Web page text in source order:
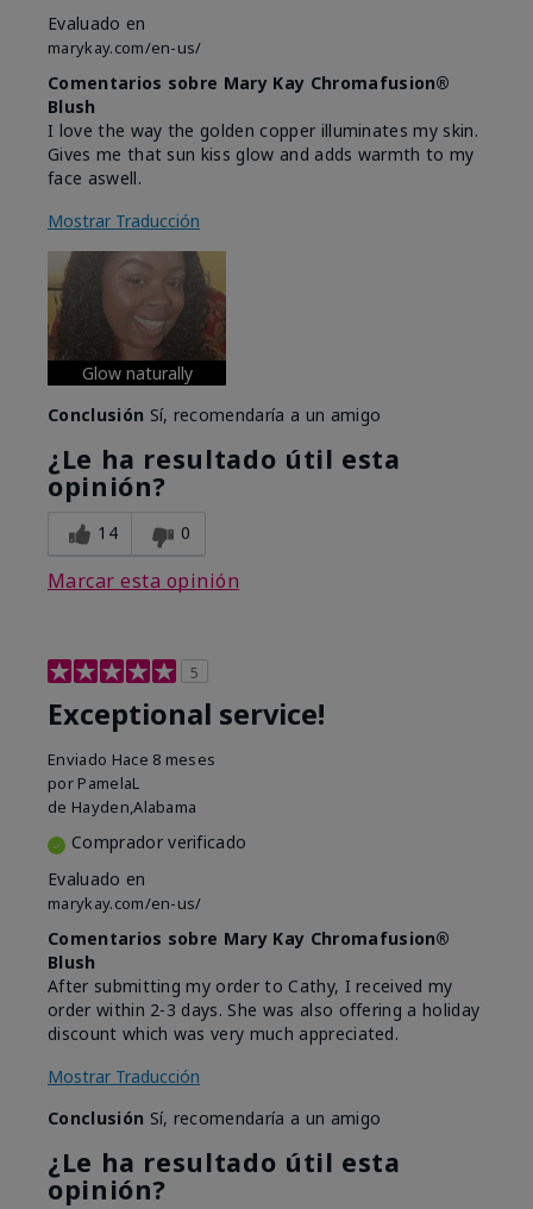
Evaluado en
marykay.com/en-us/
Comentarios sobre Mary Kay Chromafusion®
Blush
I love the way the golden copper illuminates my skin.
Gives me that sun kiss glow and adds warmth to my
face aswell.
Mostrar Traducción
Glow naturally
Conclusión Sí, recomendaría a un amigo
¿Le ha resultado útil esta
opinión?
14 0
Marcar esta opinión
5
Exceptional service!
Enviado Hace 8 meses
por PamelaL
de Hayden,Alabama
Comprador verificado
Evaluado en
marykay.com/en-us/
Comentarios sobre Mary Kay Chromafusion®
Blush
After submitting my order to Cathy, I received my
order within 2-3 days. She was also offering a holiday
discount which was very much appreciated.
Mostrar Traducción
Conclusión Sí, recomendaría a un amigo
¿Le ha resultado útil esta
opinión?